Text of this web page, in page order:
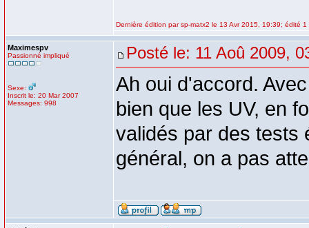
Dernière édition par sp-matx2 le 13 Avr 2015, 19:39; édité 1
Maximespv
Passionné impliqué
Sexe:
Inscrit le: 20 Mar 2007
Messages: 998
Posté le: 11 Aoû 2009,
Ah oui d'accord.
bien que les UV, en
validés par des tests
général, on a pas